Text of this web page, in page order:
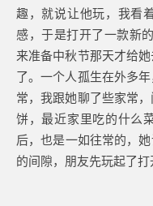
趣，就说让他玩，我看
感，于是打开了一款新
来准备中秋节那天才给
了。一个人孤生在外多
常，我跟她聊了些家常
饼，最近家里吃的什么
后，也是一如往常的，
的间隙，朋友先玩起了